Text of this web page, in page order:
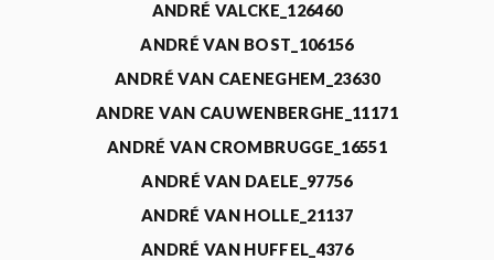
ANDRÉ VALCKE_126460
ANDRÉ VAN BOST_106156
ANDRÉ VAN CAENEGHEM_23630
ANDRE VAN CAUWENBERGHE_11171
ANDRÉ VAN CROMBRUGGE_16551
ANDRÉ VAN DAELE_97756
ANDRÉ VAN HOLLE_21137
ANDRÉ VAN HUFFEL_4376